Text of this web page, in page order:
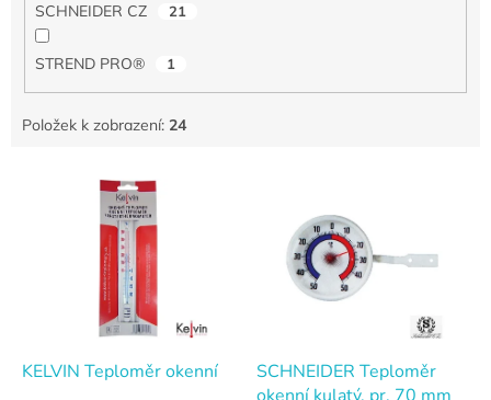
SCHNEIDER CZ 21
STREND PRO® 1
Položek k zobrazení: 24
KELVIN Teploměr okenní
SCHNEIDER Teploměr